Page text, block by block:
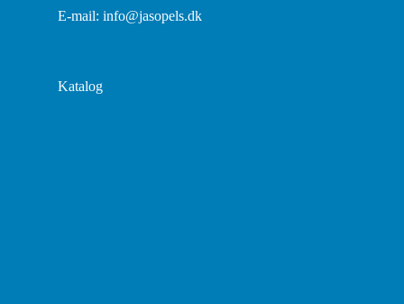
E-mail: info@jasopels.dk
Katalog